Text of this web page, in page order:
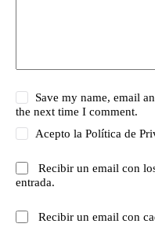
Save my name, email
the next time I comment.
Acepto laPolítica de
Recibir un email con
entrada.
Recibir un email con